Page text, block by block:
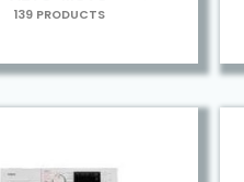
139 PRODUCTS